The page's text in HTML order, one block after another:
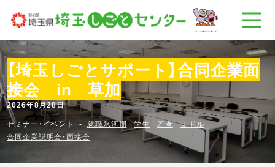
【埼玉しごとサポート】合同企業面
接会 in 草加
2026年8月28日
セミナー・イベント
就職氷河期 学生 若者
ミドル
合同企業説明会・面接会